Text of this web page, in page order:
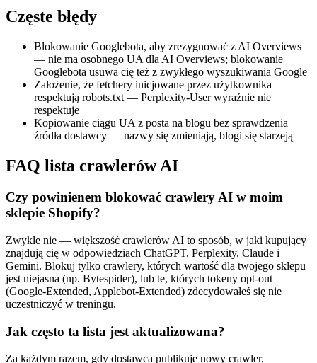
Częste błędy
Blokowanie Googlebota, aby zrezygnować z AI Overviews
— nie ma osobnego UA dla AI Overviews; blokowanie
Googlebota usuwa cię też z zwykłego wyszukiwania Google
Założenie, że fetchery inicjowane przez użytkownika
respektują robots.txt — Perplexity-User wyraźnie nie
respektuje
Kopiowanie ciągu UA z posta na blogu bez sprawdzenia
źródła dostawcy — nazwy się zmieniają, blogi się starzeją
FAQ lista crawlerów AI
Czy powinienem blokować crawlery AI w moim
sklepie Shopify?
Zwykle nie — większość crawlerów AI to sposób, w jaki kupujący
znajdują cię w odpowiedziach ChatGPT, Perplexity, Claude i
Gemini. Blokuj tylko crawlery, których wartość dla twojego sklepu
jest niejasna (np. Bytespider), lub te, których tokeny opt-out
(Google-Extended, Applebot-Extended) zdecydowałeś się nie
uczestniczyć w treningu.
Jak często ta lista jest aktualizowana?
Za każdym razem, gdy dostawca publikuje nowy crawler,